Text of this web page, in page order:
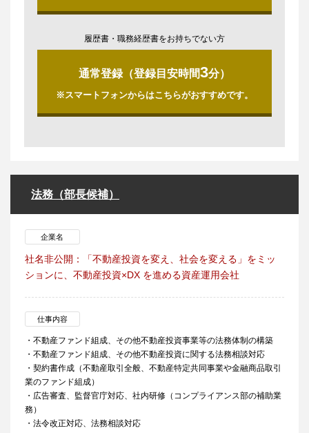
履歴書・職務経歴書をお持ちでない方
通常登録（登録目安時間3分）
※スマートフォンからはこちらがおすすめです。
法務（部長候補）
企業名
社名非公開：「不動産投資を変え、社会を変える」をミッ
ションに、不動産投資×DX を進める資産運用会社
仕事内容
・不動産ファンド組成、その他不動産投資事業等の法務体制の構築
・不動産ファンド組成、その他不動産投資に関する法務相談対応
・契約書作成（不動産取引全般、不動産特定共同事業や金融商品取引
業のファンド組成）
・広告審査、監督官庁対応、社内研修（コンプライアンス部の補助業
務）
・法令改正対応、法務相談対応